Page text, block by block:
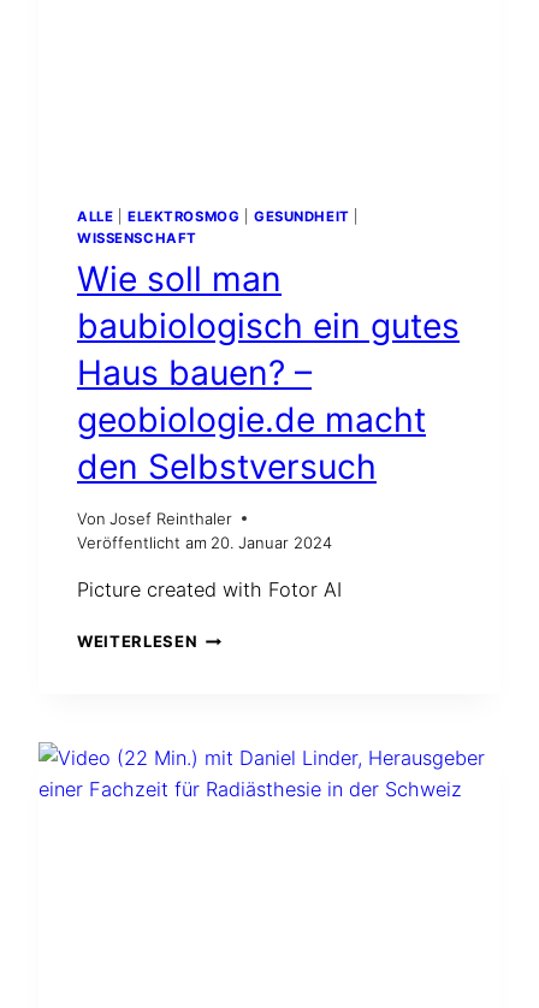
ALLE ELEKTROSMOG GESUNDHEIT
WISSENSCHAFT
Wie soll man
baubiologisch ein gutes
Haus bauen? –
geobiologie.de macht
den Selbstversuch
Von Josef Reinthaler
Veröffentlicht am 20. Januar 2024
Picture created with Fotor AI
WEITERLESEN WIE
GUTES
HAUS
BAUEN?